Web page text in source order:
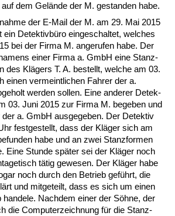
dem Gelände der M. ge­stan­den ha­be.
der E-Mail der M. am 29. Mai 2015
ein De­tek­tivbüro ein­ge­schal­tet, wel­ches
bei der Fir­ma M. an­ge­ru­fen ha­be. Der
ei­ner Fir­ma a. GmbH ei­ne Stanz­
des Klägers T. A. be­stellt, wel­che am 03.
ei­nen ver­meint­li­chen Fah­rer der a.
wer­den sol­len. Ei­ne an­de­rer De­tek­
03. Ju­ni 2015 zur Fir­ma M. be­ge­ben und
a. GmbH aus­ge­ge­ben. Der De­tek­tiv
fest­ge­stellt, dass der Kläger sich am
ha­be und an zwei Stanz­for­men
Ei­ne St­un­de später sei der Kläger noch
tätig ge­we­sen. Der Kläger ha­be
noch durch den Be­trieb geführt, die
und mit­ge­teilt, dass es sich um ei­nen
han­de­le. Nach­dem ei­ner der Söhne, der
die Com­pu­ter­zeich­nung für die Stanz­